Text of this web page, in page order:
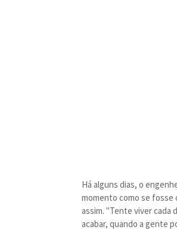
Há alguns dias, o
momento como se fosse
assim. "Tente viver cada
acabar, quando a gente